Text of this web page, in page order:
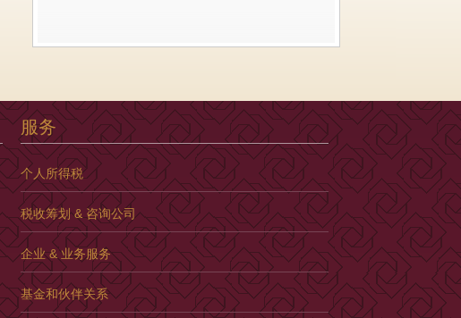
服务
个人所得税
税收筹划 & 咨询公司
企业 & 业务服务
基金和伙伴关系